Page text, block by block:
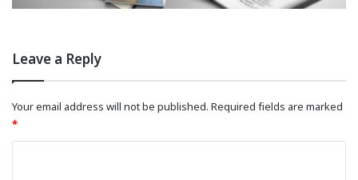
Leave a Reply
Your email address will not be published. Required fields are marked
*